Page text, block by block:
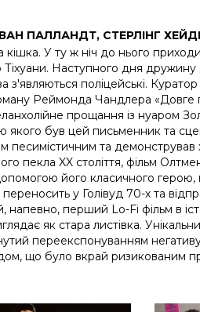
ПАЛЛАНДТ, СТЕРЛІНГ
кішка. У ту ж ніч до нього
Наступного дня дружину
з'являються поліцейські.
Реймонда Чандлера
прощання із нуаром
якого був цей письменник та
та демонстрував
пекла XX століття, фільм
його класичного герою,
у Голівуд 70-х та
перший Lo-Fi фільм в
як стара листівка.
переекспонуванням негативу
що було вкрай ризикованим